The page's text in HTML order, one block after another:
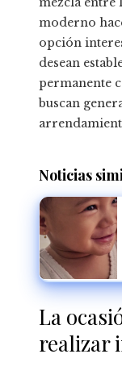
moderno
opción
desean
permanente
buscan
Noticias
La
realizar